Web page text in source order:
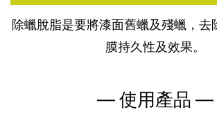
除蠟脫脂是要將漆面舊蠟及殘蠟，去
膜持久性及效果。
— 使用產品 —